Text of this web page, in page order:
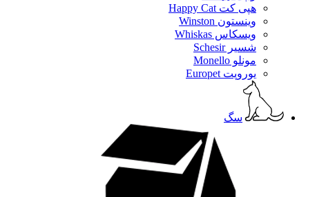
هپی کت Happy Cat
وینستون Winston
ویسکاس Whiskas
شسیر Schesir
مونلو Monello
یوروپت Europet
سگ